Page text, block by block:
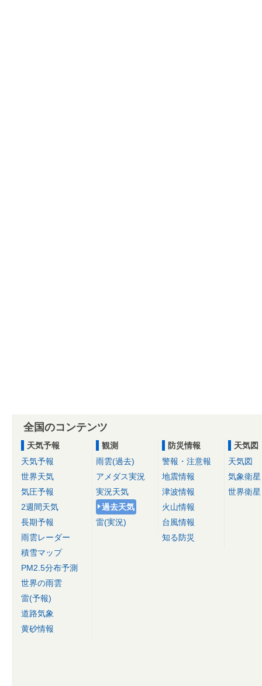
全国のコンテンツ
天気予報
天気予報
世界天気
気圧予報
2週間天気
長期予報
雨雲レーダー
積雪マップ
PM2.5分布予測
世界の雨雲
雷(予報)
道路気象
黄砂情報
観測
雨雲(過去)
アメダス実況
実況天気
過去天気
雷(実況)
防災情報
警報・注意報
地震情報
津波情報
火山情報
台風情報
知る防災
天気図
天気図
気象衛星
世界衛星